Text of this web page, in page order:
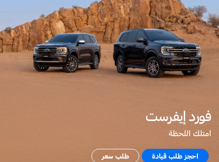
فورد إيفرست
امتلك اللحظة
احجز طلب قيادة طلب سعر